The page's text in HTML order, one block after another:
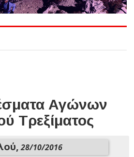
Αγώνων
Τρεξίματος
28/10/2016